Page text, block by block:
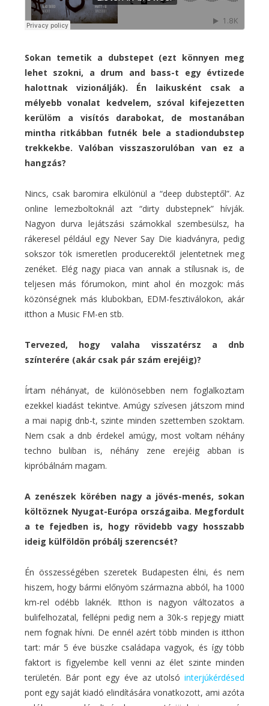
Sokan temetik a dubstepet (ezt könnyen meg
lehet szokni, a drum and bass-t egy évtizede
halottnak vizionálják). Én laikusként csak a
mélyebb vonalat kedvelem, szóval kifejezetten
kerülöm a visítós darabokat, de mostanában
mintha ritkábban futnék bele a stadiondubstep
trekkekbe. Valóban visszaszorulóban van ez a
hangzás?
Nincs, csak baromira elkülönül a “deep dubsteptől”. Az
online lemezboltoknál azt “dirty dubstepnek” hívják.
Nagyon durva lejátszási számokkal szembesülsz, ha
rákeresel például egy Never Say Die kiadványra, pedig
sokszor tök ismeretlen producerektől jelentetnek meg
zenéket. Elég nagy piaca van annak a stílusnak is, de
teljesen más fórumokon, mint ahol én mozgok: más
közönségnek más klubokban, EDM-fesztiválokon, akár
itthon a Music FM-en stb.
Tervezed, hogy valaha visszatérsz a dnb
színterére (akár csak pár szám erejéig)?
Írtam néhányat, de különösebben nem foglalkoztam
ezekkel kiadást tekintve. Amúgy szívesen játszom mind
a mai napig dnb-t, szinte minden szettemben szoktam.
Nem csak a dnb érdekel amúgy, most voltam néhány
techno buliban is, néhány zene erejéig abban is
kipróbálnám magam.
A zenészek körében nagy a jövés-menés, sokan
költöznek Nyugat-Európa országaiba. Megfordult
a te fejedben is, hogy rövidebb vagy hosszabb
ideig külföldön próbálj szerencsét?
Én összességében szeretek Budapesten élni, és nem
hiszem, hogy bármi előnyöm származna abból, ha 1000
km-rel odébb laknék. Itthon is nagyon változatos a
bulifelhozatal, fellépni pedig nem a 30k-s repjegy miatt
nem fognak hívni. De ennél azért több minden is itthon
tart: már 5 éve büszke családapa vagyok, és így több
faktort is figyelembe kell venni az élet szinte minden
területén. Bár pont egy éve az utolsóinterjúkérdésed
pont egy saját kiadó elindítására vonatkozott, ami azóta